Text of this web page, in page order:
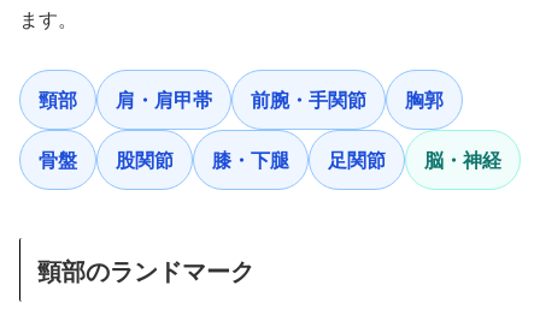
ます。
頸部 肩・肩甲帯 前腕・手関節 胸郭
骨盤 股関節 膝・下腿 足関節 脳・神経
頸部のランドマーク